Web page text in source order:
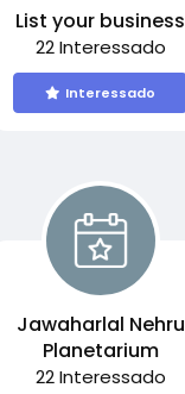
List your business
22 Interessado
Interessado
Jawaharlal Nehru
Planetarium
22 Interessado